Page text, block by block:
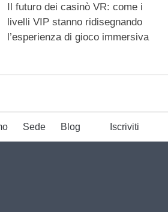
Il futuro dei casinò VR: come i
livelli VIP stanno ridisegnando
l’esperienza di gioco immersiva
Sede Blog Iscriviti